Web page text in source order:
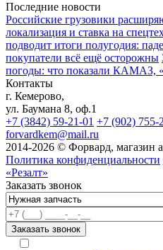
Последние новости
Российские грузовики
локализация и ставка на
подводит итоги полугодия:
покупатели всё ещё осторожны
погоды: что показали КАМАЗ,
Контакты
г. Кемерово,
ул. Баумана 8, оф.1
+7 (3842) 59-21-01 +7 (902) 755-
forvardkem@mail.ru
2014-2026 © Форвард, магазин
Политика конфиденциальности
«Резалт»
Заказать звонок